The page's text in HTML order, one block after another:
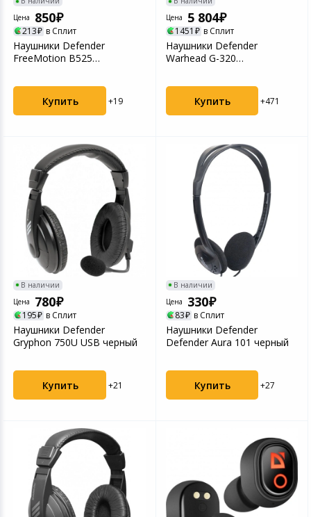
Цена
850
213 в Сплит
Наушники Defender
FreeMotion B525
Купить +19
Цена
5 804
1451 в Сплит
Наушники Defender
Warhead G-320
Купить +471
В наличии
Цена
780
195 в Сплит
Наушники Defender
Gryphon 750U USB черный
Купить +21
В наличии
Цена
330
83 в Сплит
Наушники Defender
Defender Aura 101 черный
Купить +27